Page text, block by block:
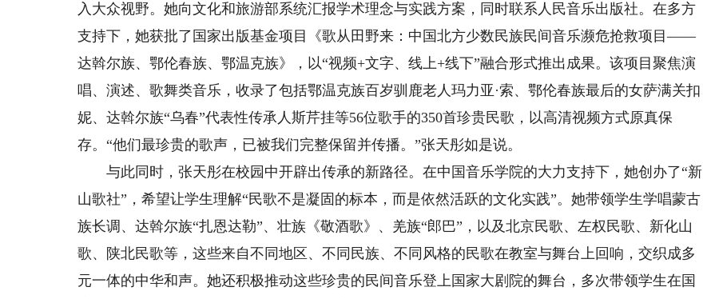
入大众视野。她向文化和旅游部系统汇报学术理念与实践方案，同时联系人民音乐出版社。在多方
支持下，她获批了国家出版基金项目《歌从田野来：中国北方少数民族民间音乐濒危抢救项目——
达斡尔族、鄂伦春族、鄂温克族》，以“视频+文字、线上+线下”融合形式推出成果。该项目聚焦演
唱、演述、歌舞类音乐，收录了包括鄂温克族百岁驯鹿老人玛力亚·索、鄂伦春族最后的女萨满关扣
妮、达斡尔族“乌春”代表性传承人斯芹挂等56位歌手的350首珍贵民歌，以高清视频方式原真保
存。“他们最珍贵的歌声，已被我们完整保留并传播。”张天彤如是说。
与此同时，张天彤在校园中开辟出传承的新路径。在中国音乐学院的大力支持下，她创办了“新
山歌社”，希望让学生理解“民歌不是凝固的标本，而是依然活跃的文化实践”。她带领学生学唱蒙古
族长调、达斡尔族“扎恩达勒”、壮族《敬酒歌》、羌族“郎巴”，以及北京民歌、左权民歌、新化山
歌、陕北民歌等，这些来自不同地区、不同民族、不同风格的民歌在教室与舞台上回响，交织成多
元一体的中华和声。她还积极推动这些珍贵的民间音乐登上国家大剧院的舞台，多次带领学生在国